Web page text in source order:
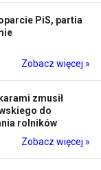
PiS, partia
Zobacz więcej »
zmusił
do
rolników
Zobacz więcej »